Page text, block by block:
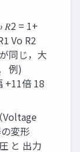
𝑅2 = 1+
Vo R2
同じ，大
例)
+11倍 18
Voltage
変形
と 出力